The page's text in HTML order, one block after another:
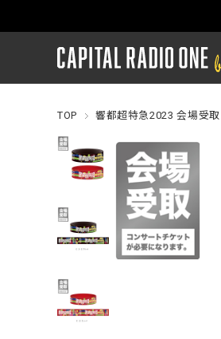
TOP 響都超特急2023 会場受取